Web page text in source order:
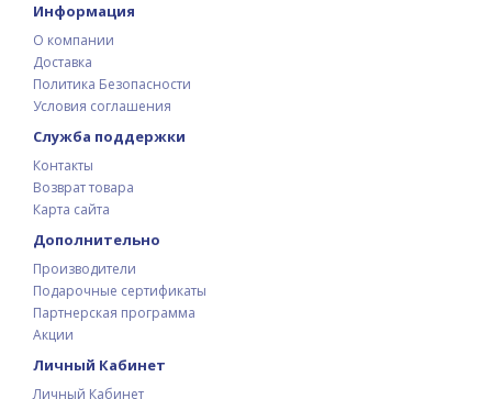
Информация
О компании
Доставка
Политика Безопасности
Условия соглашения
Служба поддержки
Контакты
Возврат товара
Карта сайта
Дополнительно
Производители
Подарочные сертификаты
Партнерская программа
Акции
Личный Кабинет
Личный Кабинет